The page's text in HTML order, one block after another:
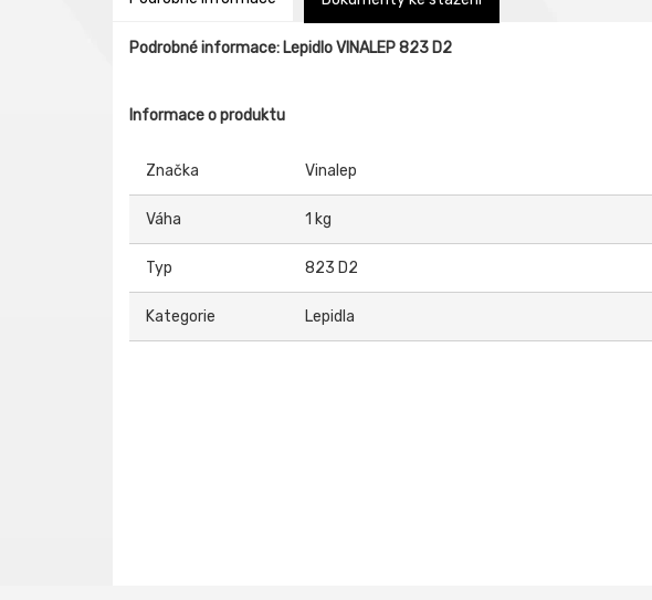
Podrobné informace: Lepidlo VINALEP 823 D2
Informace o produktu
Značka Vinalep
Váha 1 kg
Typ 823 D2
Kategorie Lepidla